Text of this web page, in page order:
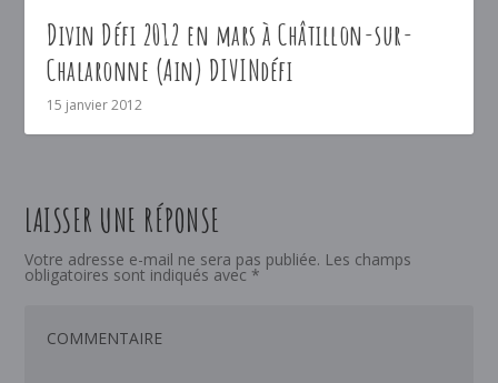
Divin Défi 2012 en mars à Châtillon-sur-
Chalaronne (Ain) DIVINdéfi
15 janvier 2012
LAISSER UNE RÉPONSE
Votre adresse e-mail ne sera pas publiée. Les champs
obligatoires sont indiqués avec *